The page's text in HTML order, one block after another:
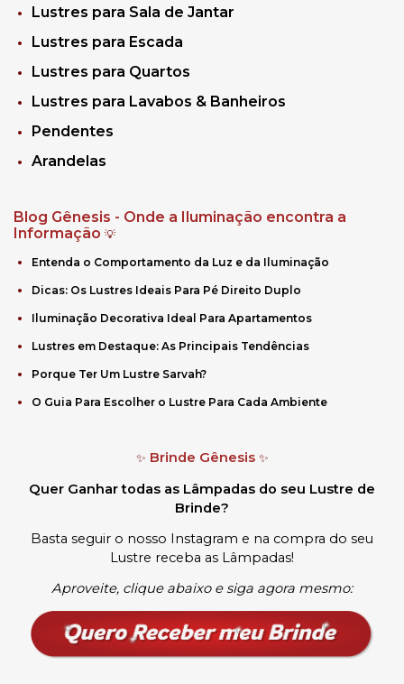
Lustres para Sala de Jantar
Lustres para Escada
Lustres para Quartos
Lustres para Lavabos & Banheiros
Pendentes
Arandelas
Blog Gênesis - Onde a Iluminação encontra a
Informação 💡
Entenda o Comportamento da Luz e da Iluminação
Dicas: Os Lustres Ideais Para Pé Direito Duplo
Iluminação Decorativa Ideal Para Apartamentos
Lustres em Destaque: As Principais Tendências
Porque Ter Um Lustre Sarvah?
O Guia Para Escolher o Lustre Para Cada Ambiente
✨ Brinde Gênesis ✨
Quer Ganhar todas as Lâmpadas do seu Lustre de
Brinde?
Basta seguir o nosso Instagram e na compra do seu
Lustre receba as Lâmpadas!
Aproveite, clique abaixo e siga agora mesmo: